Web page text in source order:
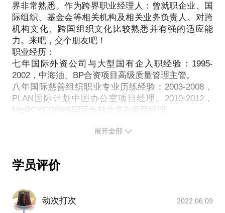
界非常熟悉。作为跨界职业经理人：曾就职企业、国
际组织、基金会等相关机构及相关业务负责人。对跨
机构文化、跨国组织文化比较熟悉并有强的适应能
力。来吧，交个朋友吧！
职业经历：
七年国际外资公司与大型国有企入职经验：1995-
2002，中海油、BP合资项目高级质量管理主管。
八年国际慈善组织职业专业历练经验：2003-2008，
PLAN国际计划中国办公室项目经理。2010-2012，
MERCYCORPS国际美慈北京办项目经理。
都项目总监。2009-2010，陕西妇源汇副主任。
发展基金会秘书长，主持筹建杨凌本真社区公益基金
曾带领两批基金会领导人访问美国优秀的基金会、社
会企业，并与哈佛大学、斯坦福大学进行学术交流。
展开全部
学员评价
动次打次 2022.06.09